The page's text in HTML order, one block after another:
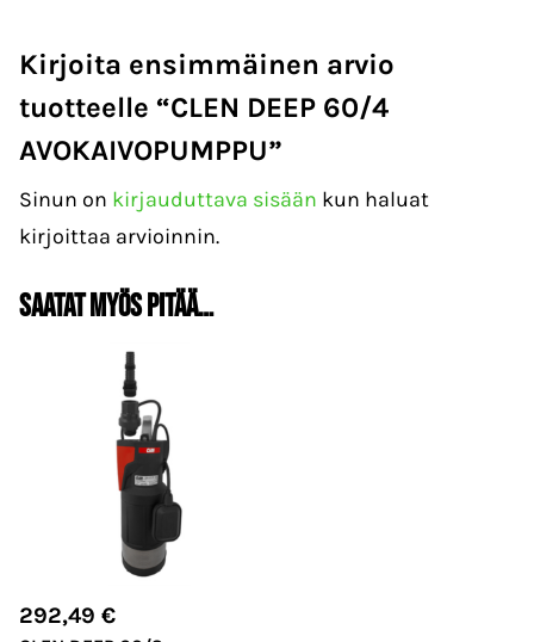
Kirjoita ensimmäinen arvio
tuotteelle “CLEN DEEP 60/4
AVOKAIVOPUMPPU”
Sinun on kirjauduttava sisään kun haluat
kirjoittaa arvioinnin.
Saatat myös pitää…
292,49 €